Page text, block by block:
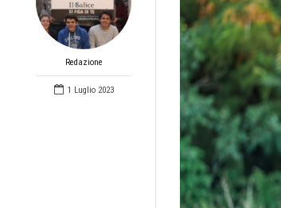
Redazione
1 Luglio 2023